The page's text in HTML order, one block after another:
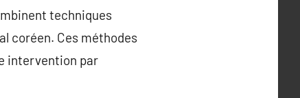
techniques
coréen. Ces méthodes
intervention par